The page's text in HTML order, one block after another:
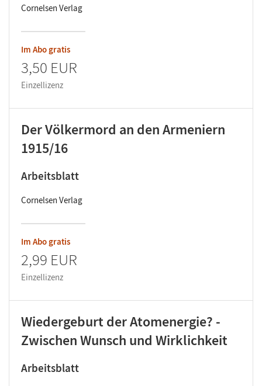
Cornelsen Verlag
Im Abo gratis
3,50 EUR
Einzellizenz
Der Völkermord an den Armeniern
1915/16
Arbeitsblatt
Cornelsen Verlag
Im Abo gratis
2,99 EUR
Einzellizenz
Wiedergeburt der Atomenergie? -
Zwischen Wunsch und Wirklichkeit
Arbeitsblatt